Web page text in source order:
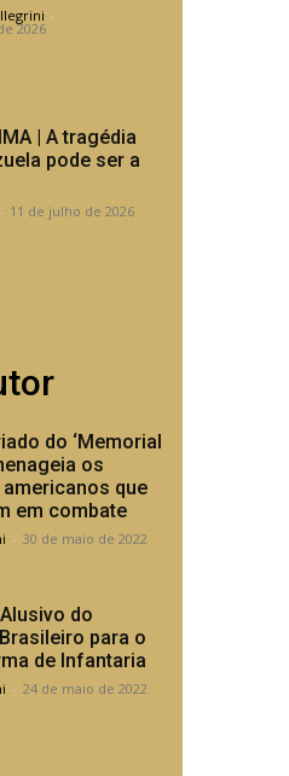
-
2026
| A tragédia
pode ser a
- 11 de julho de 2026
do ‘Memorial
os
que
em combate
- 30 de maio de 2022
Alusivo do
para o
de Infantaria
- 24 de maio de 2022